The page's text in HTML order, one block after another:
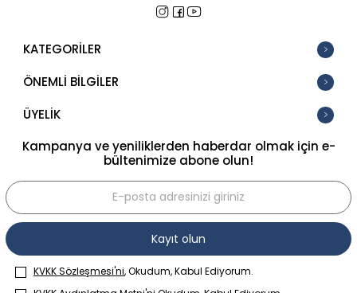
KATEGORİLER
ÖNEMLİ BİLGİLER
ÜYELİK
Kampanya ve yeniliklerden haberdar olmak için e-
bültenimize abone olun!
Kayıt olun
KVKK Sözleşmesi'ni, Okudum, Kabul Ediyorum.